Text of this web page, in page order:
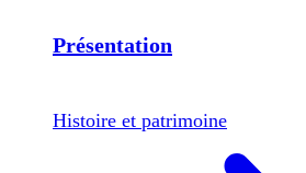
Présentation
Histoire et patrimoine